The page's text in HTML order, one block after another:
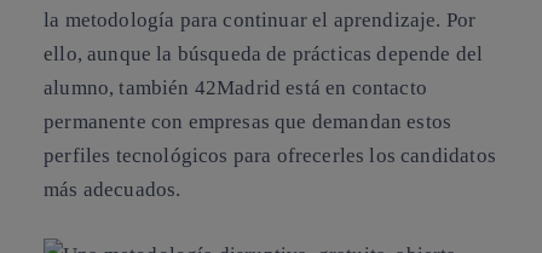
la metodología para continuar el aprendizaje. Por
ello, aunque la búsqueda de prácticas depende del
alumno, también 42Madrid está en contacto
permanente con empresas que demandan estos
perfiles tecnológicos para ofrecerles los candidatos
más adecuados.